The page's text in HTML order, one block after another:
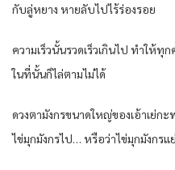
กับลู่หยาง หายลับไปไร้ร่องรอย
ความเร็วนั้นรวดเร็วเกินไป ทำให้
ในที่นั้นก็ไล่ตามไม่ได้
ดวงตามังกรขนาดใหญ่ของเอ้าเย่ก
ไข่มุกมังกรไป… หรือว่าไข่มุกมังกรแ